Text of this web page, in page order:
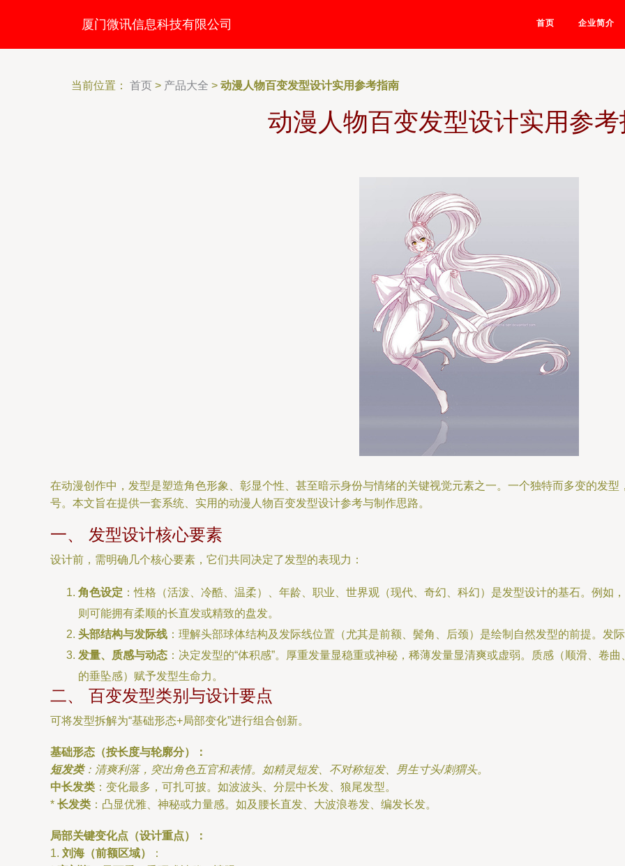
厦门微讯信息科技有限公司 首页 企业简介
当前位置： 首页 > 产品大全 > 动漫人物百变发型设计实用参考指南
动漫人物百变发型设计实用参
在动漫创作中，发型是塑造角色形象、彰显个性、甚至暗示身份与情绪的关键视觉元素之一。一个独特而多变的发
号。本文旨在提供一套系统、实用的动漫人物百变发型设计参考与制作思路。
一、 发型设计核心要素
设计前，需明确几个核心要素，它们共同决定了发型的表现力：
角色设定 ：性格（活泼、冷酷、温柔）、年龄、职业、世界观（现代、奇幻、科幻）是发型设计的基石。例如
则可能拥有柔顺的长直发或精致的盘发。
头部结构与发际线 ：理解头部球体结构及发际线位置（尤其是前额、鬓角、后颈）是绘制自然发型的前提。发
发量、质感与动态 ：决定发型的“体积感”。厚重发量显稳重或神秘，稀薄发量显清爽或虚弱。质感（顺滑、卷
的垂坠感）赋予发型生命力。
二、 百变发型类别与设计要点
可将发型拆解为“基础形态+局部变化”进行组合创新。
基础形态（按长度与轮廓分）：
短发类：清爽利落，突出角色五官和表情。如精灵短发、不对称短发、男生寸头/刺猬头。
中长发类 ：变化最多，可扎可披。如波波头、分层中长发、狼尾发型。
* 长发类 ：凸显优雅、神秘或力量感。如及腰长直发、大波浪卷发、编发长发。
局部关键变化点（设计重点）：
1. 刘海（前额区域）
：